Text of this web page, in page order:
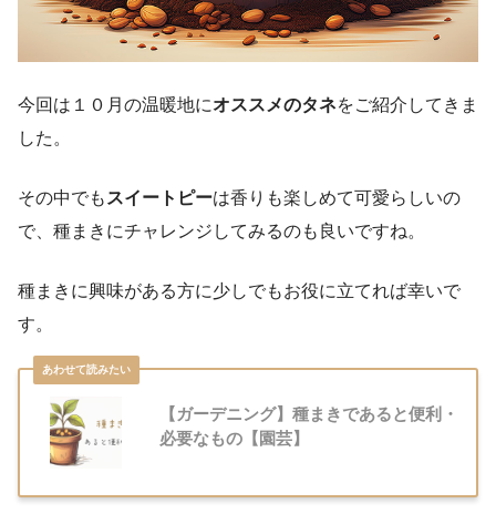
今回は１０月の温暖地にオススメのタネをご紹介してきま
した。
その中でも スイートピーは香りも楽しめて可愛らしいの
で、種まきにチャレンジしてみるのも良いですね。
種まきに興味がある方に少しでもお役に立てれば幸いで
す。
【ガーデニング】種まきであると便利・
必要なもの【園芸】